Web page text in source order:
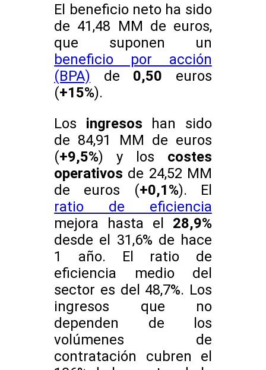
El beneficio neto ha sido
de 41,48 MM de euros,
que suponen un
beneficio por acción
(BPA) de 0,50 euros
(+15%).
Los ingresos han sido
de 84,91 MM de euros
(+9,5%) y los costes
operativos de 24,52 MM
de euros (+0,1%). El
ratio de eficiencia
mejora hasta el 28,9%
desde el 31,6% de hace
1 año. El ratio de
eficiencia medio del
sector es del 48,7%. Los
ingresos que no
dependen de los
volúmenes de
contratación cubren el